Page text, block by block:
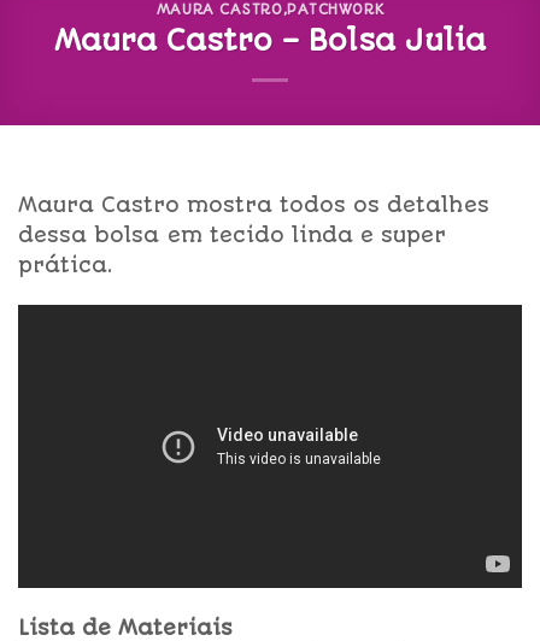
MAURA CASTRO,PATCHWORK
Maura Castro – Bolsa Julia
Maura Castro mostra todos os detalhes
dessa bolsa em tecido linda e super
prática.
Lista de Materiais